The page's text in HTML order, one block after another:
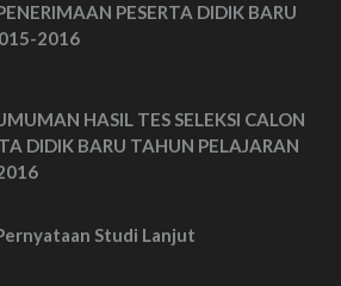
PESERTA DIDIK BARU
2016
HASIL TES SELEKSI CALON
DIDIK BARU TAHUN PELAJARAN
Studi Lanjut